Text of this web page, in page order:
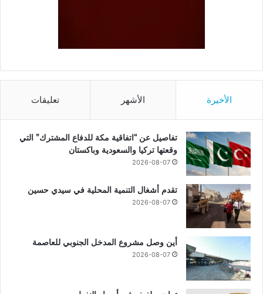
الأخيرة الأشهر تعليقات
تفاصيل عن “اتفاقية مكة للدفاع المشترك” التي
وقعتها تركيا والسعودية وباكستان
2026-08-07
تقدم أشغال التنمية المحلية في سيدي حسين
2026-08-07
أين وصل مشروع المدخل الجنوبي للعاصمة
2026-08-07